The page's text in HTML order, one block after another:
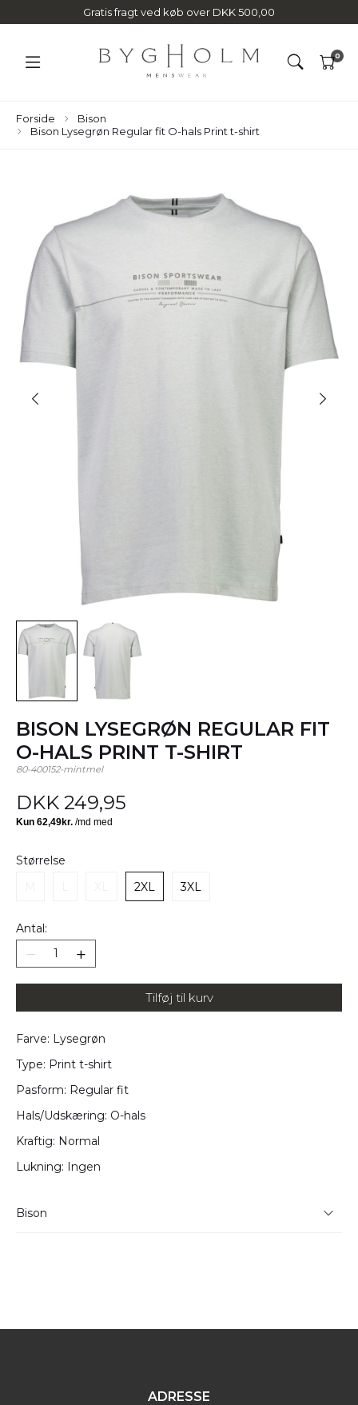
Gratis fragt ved køb over DKK 500,00
0
Forside
Bison
Bison Lysegrøn Regular fit O-hals Print t-shirt
BISON LYSEGRØN REGULAR FIT
O-HALS PRINT T-SHIRT
80-400152-mintmel
DKK 249,95
Størrelse
2XL 3XL
Antal:
Tilføj til kurv
Farve: Lysegrøn
Type: Print t-shirt
Pasform: Regular fit
Hals/Udskæring: O-hals
Kraftig: Normal
Lukning: Ingen
Bison
ADRESSE